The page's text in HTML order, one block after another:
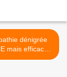
dénigrée
mais efficace
contre le cancer >